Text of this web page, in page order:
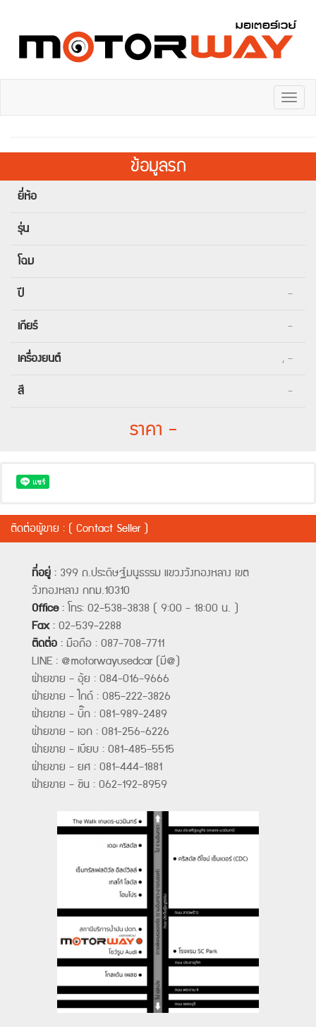
ข้อมูลรถ
ยี่ห้อ
รุ่น
โฉม
ปี
-
เกียร์
-
เครื่องยนต์
, -
สี
-
ราคา -
ติดต่อผู้ขาย : ( Contact Seller )
ที่อยู่: 399 ถ.ประดิษฐ์มนูธรรม แขวงวังทองหลาง เขต
วังทองหลาง กทม.10310
Office:โทร: 02-538-3838 ( 9:00 - 18:00 น. )
Fax:02-539-2288
ติดต่อ: มือถือ : 087-708-7711
LINE : @motorwayusedcar (มี@)
ฝ่ายขาย - อุ้ย : 084-016-9666
ฝ่ายขาย - ไกด์ : 085-222-3826
ฝ่ายขาย - บิ๊ก : 081-989-2489
ฝ่ายขาย - เอก : 081-256-6226
ฝ่ายขาย - เบียบ : 081-485-5515
ฝ่ายขาย - ยศ : 081-444-1881
ฝ่ายขาย - ชิน : 062-192-8959